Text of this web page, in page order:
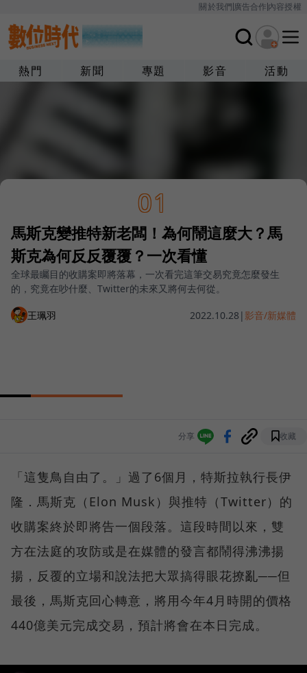
關於我們廣告合作內容授權
熱門 新聞 專題 影音 活動
01
馬斯克變推特新老闆！為何鬧這麼大？馬
斯克為何反反覆覆？一次看懂
全球最矚目的收購案即將落幕，一次看完這筆交易究竟怎麼發生
的，究竟在吵什麼、Twitter的未來又將何去何從。
王珮羽 2022.10.28 | 影音/新媒體
分享 收藏
「這隻鳥自由了。」過了6個月，特斯拉執行長伊
隆．馬斯克（Elon Musk）與推特（Twitter）的
收購案終於即將告一個段落。這段時間以來，雙
方在法庭的攻防或是在媒體的發言都鬧得沸沸揚
揚，反覆的立場和說法把大眾搞得眼花撩亂──但
最後，馬斯克回心轉意，將用今年4月時開的價格
440億美元完成交易，預計將會在本日完成。